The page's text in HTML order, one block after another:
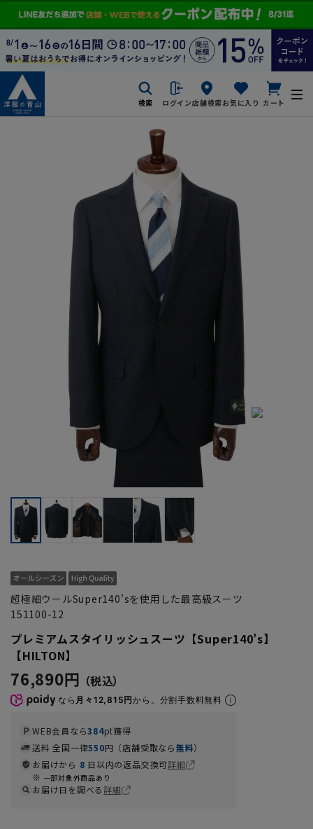
検索 ログイン店舗検索お気に入り カート
超極細ウールSuper140’sを使用した最高級スーツ
151100-12
プレミアムスタイリッシュスーツ【Super140’s】
【HILTON】
76,890円
なら 月々12,815円から。分割手数料無料
WEB会員なら384pt獲得
送料 全国一律550円（店舗受取なら無料）
お届けから 8 日以内の返品交換可詳細
一部対象外商品あり
お届け日を調べる詳細